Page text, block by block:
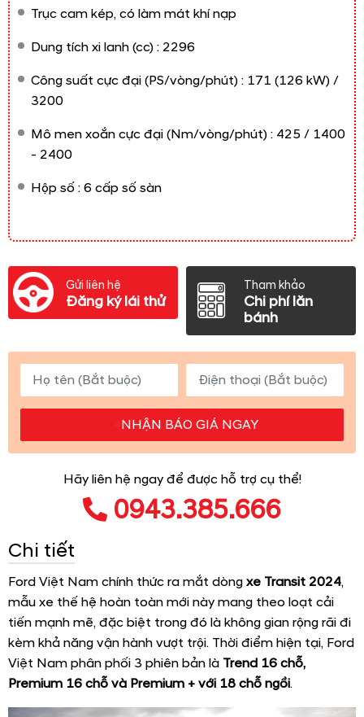
Trục cam kép, có làm mát khí nạp
Dung tích xi lanh (cc) : 2296
Công suất cực đại (PS/vòng/phút) : 171 (126 kW) /
3200
Mô men xoắn cực đại (Nm/vòng/phút) : 425 / 1400
- 2400
Hộp số : 6 cấp số sàn
Gửi liên hệ
Đăng ký lái thử
Tham khảo
Chi phí lăn
bánh
NHẬN BÁO GIÁ NGAY
Hãy liên hệ ngay để được hỗ trợ cụ thể!
0943.385.666
Chi tiết
Ford Việt Nam chính thức ra mắt dòng xe Transit 2024,
mẫu xe thế hệ hoàn toàn mới này mang theo loạt cải
tiến mạnh mẽ, đặc biệt trong đó là không gian rộng rãi đi
kèm khả năng vận hành vượt trội. Thời điểm hiện tại, Ford
Việt Nam phân phối 3 phiên bản là Trend 16 chỗ,
Premium 16 chỗ và Premium + với 18 chỗ ngồi.